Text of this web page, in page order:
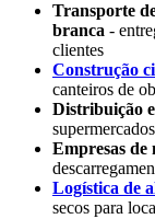
Transporte
branca -
clientes
Construção
canteiros de
Distribuição
supermercados
Empresas de
Logística de
secos para